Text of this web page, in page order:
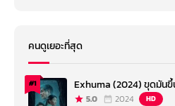
คนดูเยอะที่สุด
#1 Exhuma (2024) ขุดมัน
5.0 2024 HD